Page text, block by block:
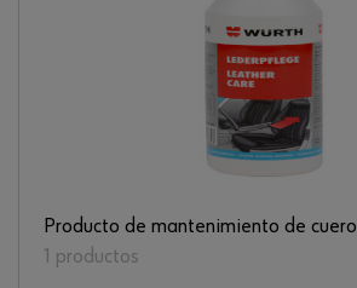
Producto de mantenimiento de cuero
1 productos